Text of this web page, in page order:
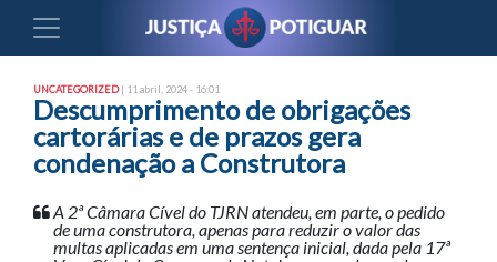
UNCATEGORIZED| 11 abril, 2024 - 16:01
Descumprimento de obrigações
cartorárias e de prazos gera
condenação a Construtora
A 2ª Câmara Cível do TJRN atendeu, em parte, o pedido
de uma construtora, apenas para reduzir o valor das
multas aplicadas em uma sentença inicial, dada pela 17ª